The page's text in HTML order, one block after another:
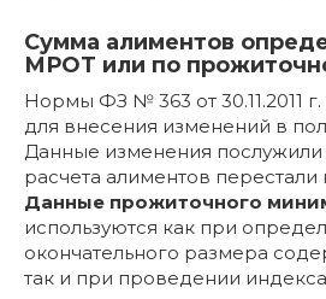
Сумма алиментов
МРОТ или по
Нормы ФЗ № 363 от 30.11.2011
для внесения изменений в
Данные изменения
расчета алиментов перестали
Данные прожиточного
используются как при
окончательного размера
так и при проведении